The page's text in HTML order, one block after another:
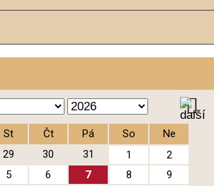
St Čt Pá So
Ne
29 30 31 1
2
5 6 7 8
9